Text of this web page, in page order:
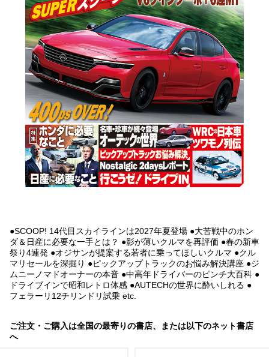
●SCOOP! 14代目スカイラインは2027年夏登場 ●大苦戦中のホン
ダ＆日産に必要な一手とは？ ●影が薄いクルマを再評価 ●春の新車
祭り4連発 ●オジサンが提案する若者に乗ってほしいクルマ ●クル
マリセールを深掘り ●ピックアップトラックのお悩み解決講座 ●ジ
ムニーノマドオーナーの本音 ●中高年ドライバーのピンチ大百科 ●
ドライブインで昭和レトロ体感 ●AUTECHの世界に酔いしれる ●
フェラーリ12チリンドリ試乗 etc.
ご注文・ご購入は全国の最寄りの書店、または以下のネット書店
へ